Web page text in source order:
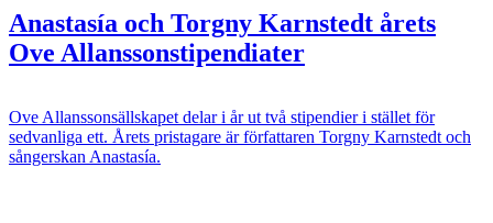
Anastasía och Torgny Karnstedt årets
Ove Allanssonstipendiater
Ove Allanssonsällskapet delar i år ut två stipendier i stället för
sedvanliga ett. Årets pristagare är författaren Torgny Karnstedt och
sångerskan Anastasía.